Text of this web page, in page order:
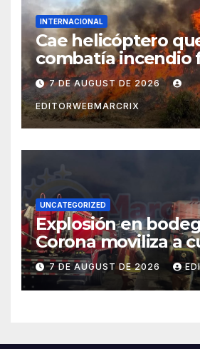
INTERNACIONAL
Cae helicóptero
combatía incendio
en Utah
7 DE AUGUST DE 2026
EDITORWEBMARCRIX
UNCATEGORIZED
Explosión en
Corona moviliza a
emergencia en
7 DE AUGUST DE 2026